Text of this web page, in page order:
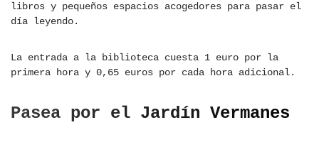
libros y pequeños espacios acogedores para pasar el
día leyendo.
La entrada a la biblioteca cuesta 1 euro por la
primera hora y 0,65 euros por cada hora adicional.
Pasea por el Jardín Vermanes